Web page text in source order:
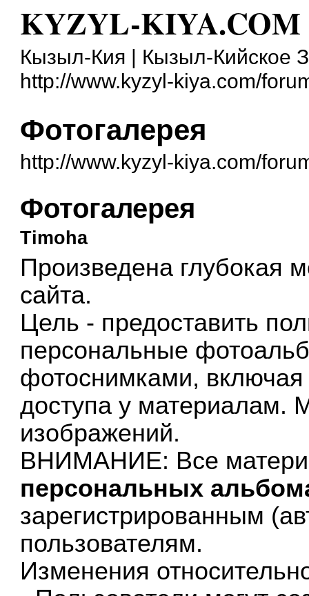
KYZYL-KIYA.COM
Кызыл-Кия | Кызыл-Кийское
http://www.kyzyl-kiya.com/
Фотогалерея
http://www.kyzyl-kiya.com/
Фотогалерея
Timoha
Произведена глубокая
сайта.
Цель - предоставить
персональные
фотоснимками,
доступа у материалам.
изображений.
ВНИМАНИЕ: Все
персональных
зарегистрированным
пользователям.
Изменения